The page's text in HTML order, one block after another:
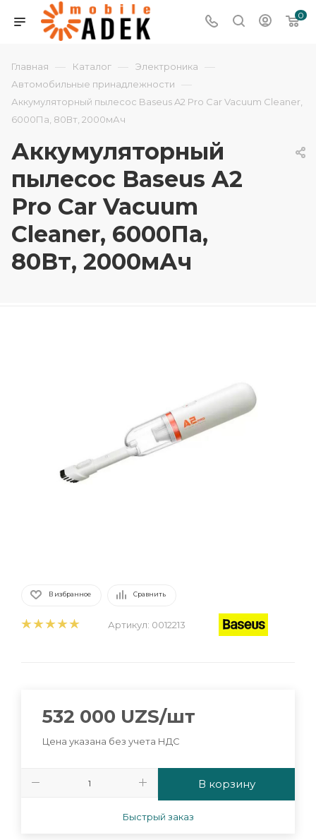
0
Главная — Каталог — Электроника —
Автомобильные принадлежности —
Аккумуляторный пылесос Baseus A2 Pro Car Vacuum Cleaner,
6000Па, 80Вт, 2000мАч
Аккумуляторный
пылесос Baseus A2
Pro Car Vacuum
Cleaner, 6000Па,
80Вт, 2000мАч
В избранное Сравнить
Артикул: 0012213
532 000 UZS/шт
Цена указана без учета НДС
В корзину
Быстрый заказ